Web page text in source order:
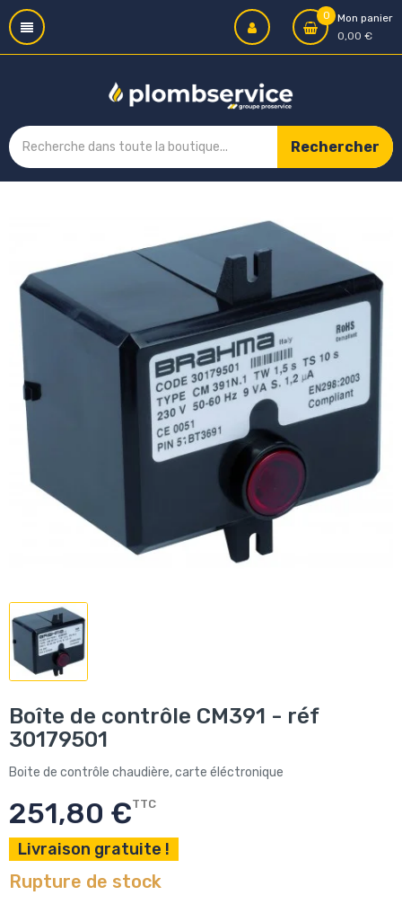
0
Mon panier
0,00 €
Rechercher
Boîte de contrôle CM391 - réf
30179501
Boite de contrôle chaudière, carte éléctronique
251,80 €TTC
Livraison gratuite !
Rupture de stock